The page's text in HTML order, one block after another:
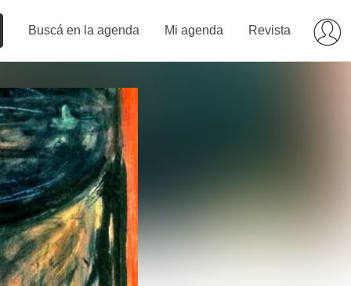
Buscá en la agenda Mi agenda Revista